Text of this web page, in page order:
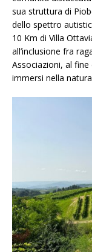
sua struttura di
dello spettro
10 Km di Villa
all’inclusione fra
Associazioni, al fine
immersi nella